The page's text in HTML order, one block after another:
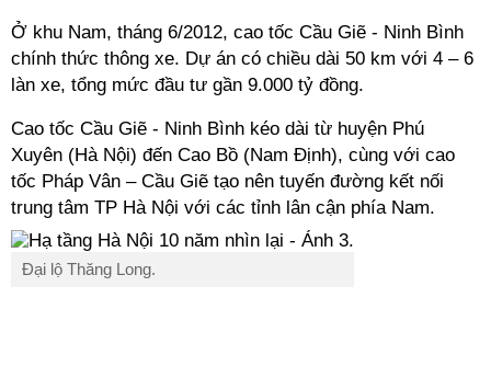
Ở khu Nam, tháng 6/2012, cao tốc Cầu Giẽ - Ninh Bình
chính thức thông xe. Dự án có chiều dài 50 km với 4 – 6
làn xe, tổng mức đầu tư gần 9.000 tỷ đồng.
Cao tốc Cầu Giẽ - Ninh Bình kéo dài từ huyện Phú
Xuyên (Hà Nội) đến Cao Bồ (Nam Định), cùng với cao
tốc Pháp Vân – Cầu Giẽ tạo nên tuyến đường kết nối
trung tâm TP Hà Nội với các tỉnh lân cận phía Nam.
Đại lộ Thăng Long.